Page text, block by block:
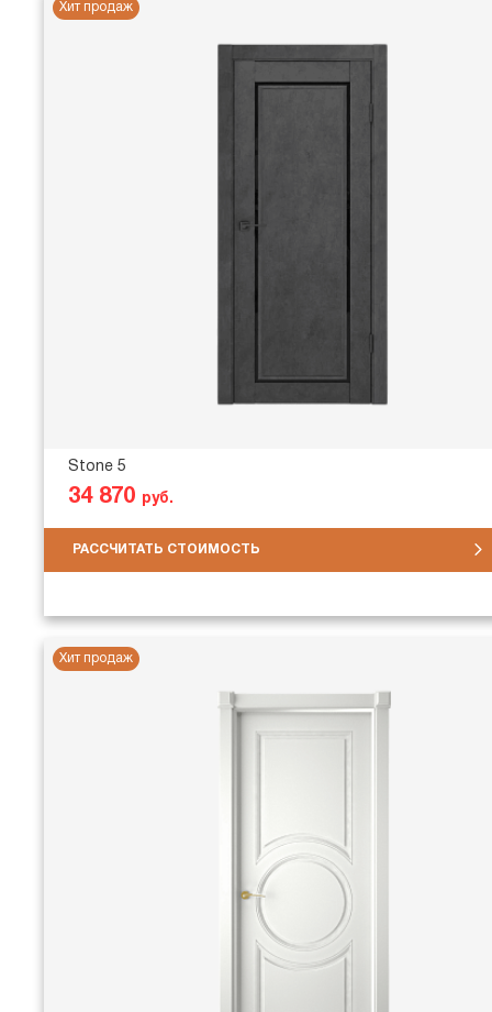
Хит продаж
Stone 5
34 870 руб.
РАССЧИТАТЬ СТОИМОСТЬ
Хит продаж